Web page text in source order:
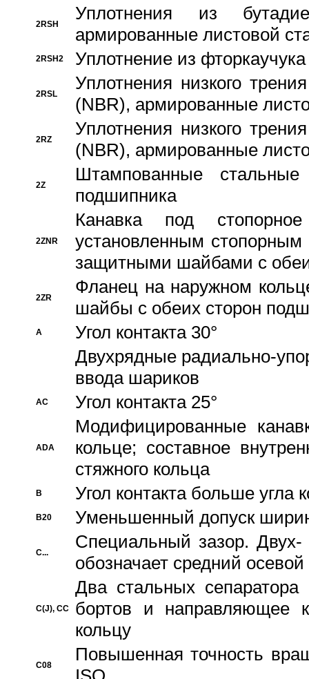
2RSH
Уплотнения из
армированные листовой
2RSH2 Уплотнение из
2RSL
Уплотнения низкого
(NBR), армированные
2RZ
Уплотнения низкого
(NBR), армированные
2Z
Штампованные
подшипника
2ZNR
Канавка под
установленным
защитными шайбами с
2ZR
Фланец на наружном
шайбы с обеих сторон
A
Угол контакта 30°
Двухрядные радиально-
ввода шариков
AC Угол контакта 25°
ADA
Модифицированные
кольце; составное
стяжного кольца
B Угол контакта больше угла
B20 Уменьшенный допуск
C...
Специальный зазор.
обозначает средний
C(J), CC
Два стальных сепаратора
бортов и направляющее
кольцу
C08
Повышенная точность